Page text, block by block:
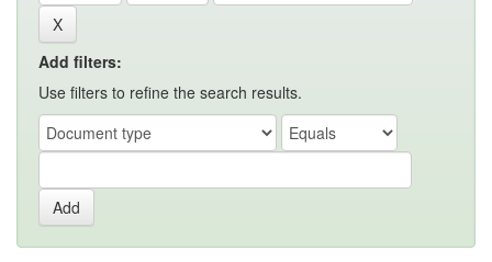
Add filters:
Use filters to refine the search results.